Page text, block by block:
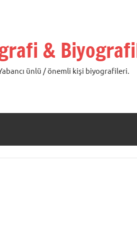
&
ünlü / önemli kişi biyografileri.